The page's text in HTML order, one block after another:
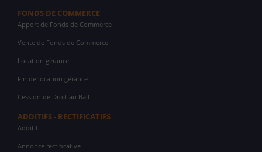
FONDS DE COMMERCE
Apport de Fonds de Commerce
Vente de Fonds de Commerce
Location gérance
Fin de location gérance
Cession de Droit au Bail
ADDITIFS - RECTIFICATIFS
Additif
Annonce rectificative